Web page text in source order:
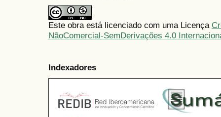
Este obra está licenciado com uma Licença
NãoComercial-SemDerivações 4.0
Indexadores